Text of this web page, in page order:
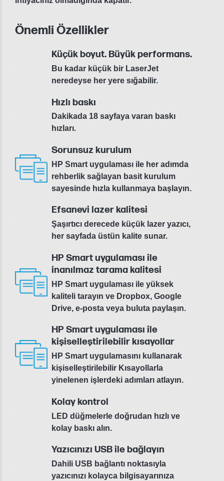
Önemli Özellikler
Küçük boyut. Büyük performans.
Bu kadar küçük bir LaserJet
neredeyse her yere sığabilir.
Hızlı baskı
Dakikada 18 sayfaya varan baskı
hızları.
Sorunsuz kurulum
HP Smart uygulaması ile her adımda
rehberlik sağlayan basit kurulum
sayesinde hızla kullanmaya başlayın.
Efsanevi lazer kalitesi
Şaşırtıcı derecede küçük lazer yazıcı,
her sayfada üstün kalite sunar.
HP Smart uygulaması ile
inanılmaz tarama kalitesi
HP Smart uygulaması ile yüksek
kaliteli tarayın ve Dropbox, Google
Drive, e-posta veya buluta paylaşın.
HP Smart uygulaması ile
kişiselleştirilebilir kısayollar
HP Smart uygulamasını kullanarak
kişiselleştirilebilir Kısayollarla
yinelenen işlerdeki adımları atlayın.
Kolay kontrol
LED düğmelerle doğrudan hızlı ve
kolay baskı alın.
Yazıcınızı USB ile bağlayın
Dahili USB bağlantı noktasıyla
yazıcınızı kolayca bilgisayarınıza